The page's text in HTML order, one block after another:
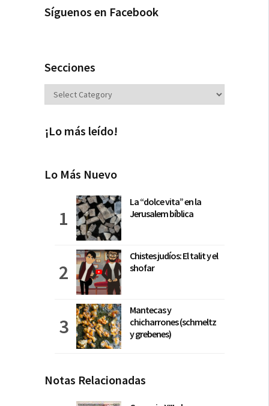
Síguenos en Facebook
Secciones
Secciones
¡Lo más leído!
Lo Más Nuevo
La “dolce vita” en la
Jerusalem bíblica
Chistes judíos: El talit y el
shofar
Mantecas y
chicharrones (schmeltz
y grebenes)
Notas Relacionadas